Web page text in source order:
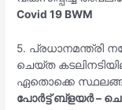
Covid 19 BWM
5. പ്രധാനമന്ത്രി
ചെയ്‌ത
ഏതൊക്കെ
പോർട്ട് ബ്ളയർ –